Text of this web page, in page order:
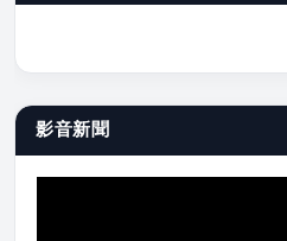
影音新聞